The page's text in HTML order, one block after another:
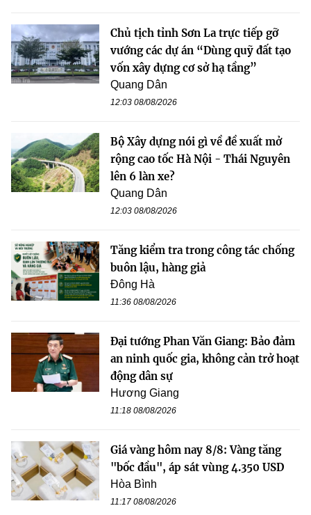
Chủ tịch tỉnh Sơn La trực tiếp gỡ
vướng các dự án “Dùng quỹ đất tạo
vốn xây dựng cơ sở hạ tầng”
Quang Dân
12:03 08/08/2026
Bộ Xây dựng nói gì về đề xuất mở
rộng cao tốc Hà Nội - Thái Nguyên
lên 6 làn xe?
Quang Dân
12:03 08/08/2026
Tăng kiểm tra trong công tác chống
buôn lậu, hàng giả
Đông Hà
11:36 08/08/2026
Đại tướng Phan Văn Giang: Bảo đảm
an ninh quốc gia, không cản trở hoạt
động dân sự
Hương Giang
11:18 08/08/2026
Giá vàng hôm nay 8/8: Vàng tăng
"bốc đầu", áp sát vùng 4.350 USD
Hòa Bình
11:17 08/08/2026